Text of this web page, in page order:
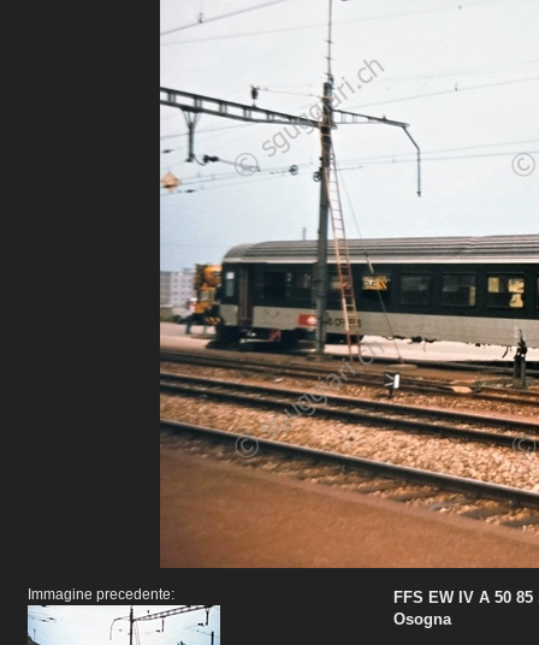
Immagine precedente:
FFS EW IV A 50
Osogna